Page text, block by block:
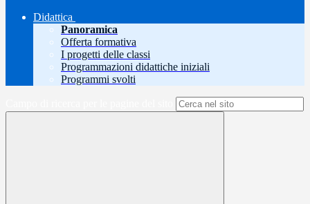
Didattica
Panoramica
Offerta formativa
I progetti delle classi
Programmazioni didattiche iniziali
Programmi svolti